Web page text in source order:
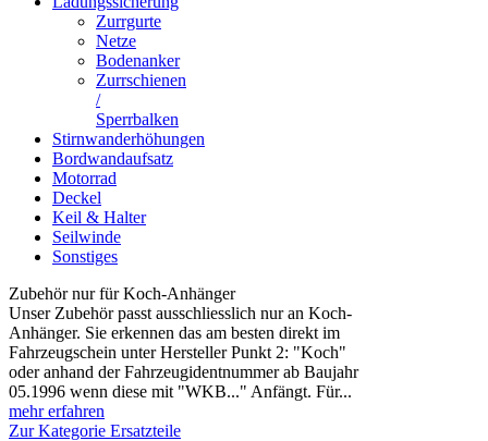
Zurrgurte
Netze
Bodenanker
Zurrschienen
/
Sperrbalken
Stirnwanderhöhungen
Bordwandaufsatz
Motorrad
Deckel
Keil & Halter
Seilwinde
Sonstiges
Zubehör nur für Koch-Anhänger
Unser Zubehör passt ausschliesslich nur an Koch-
Anhänger. Sie erkennen das am besten direkt im
Fahrzeugschein unter Hersteller Punkt 2: "Koch"
oder anhand der Fahrzeugidentnummer ab Baujahr
05.1996 wenn diese mit "WKB..." Anfängt. Für...
mehr erfahren
Zur Kategorie Ersatzteile